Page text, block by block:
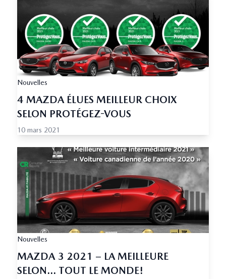
Nouvelles
4 MAZDA ÉLUES MEILLEUR CHOIX
SELON PROTÉGEZ-VOUS
10 mars 2021
Nouvelles
MAZDA 3 2021 – LA MEILLEURE
SELON... TOUT LE MONDE!